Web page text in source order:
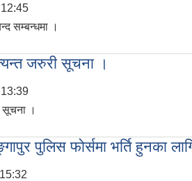
सम्बन्धमा ।
जरुरी सूचना ।
सूचना ।
पुलिस फोर्समा भर्ति हुनका